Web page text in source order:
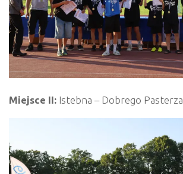
Miejsce II: Istebna – Dobrego Pasterza